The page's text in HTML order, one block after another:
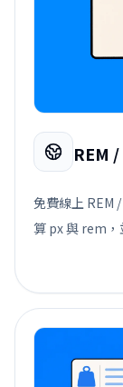
REM
免費線上 REM
算 px 與 rem，